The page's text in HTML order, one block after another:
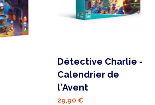
Détective Charlie -
Calendrier de
l'Avent
29,90 €